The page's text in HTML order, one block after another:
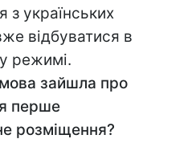
з українських
відбуватися в
режимі.
зайшла про
перше
розміщення?